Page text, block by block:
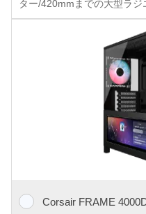
ター/420mmまでの大型ラジ
Corsair FRAME